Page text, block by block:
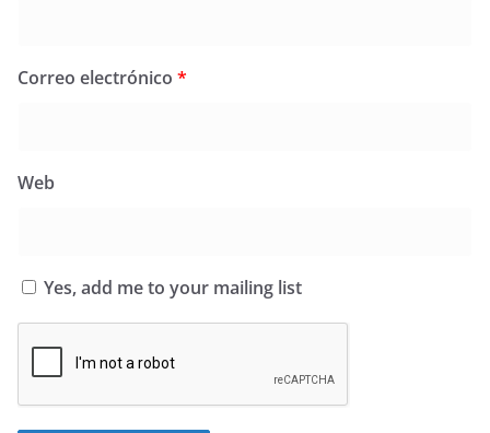
Correo electrónico *
Web
Yes, add me to your mailing list